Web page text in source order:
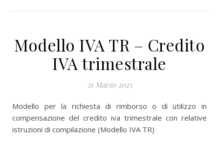
Modello IVA TR – Credito
IVA trimestrale
21 Marzo 2025
Modello per la richiesta di rimborso o di utilizzo in
compensazione del credito iva trimestrale con relative
istruzioni di compilazione (Modello IVA TR)